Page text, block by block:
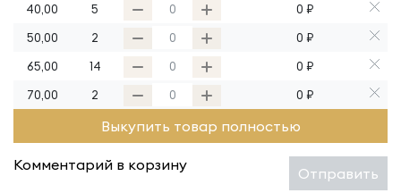
40,00 5
0 ₽
50,00
2
0 ₽
65,00
14
0 ₽
70,00
2 0 ₽
Выкупить товар полностью
Комментарий в корзину Отправить